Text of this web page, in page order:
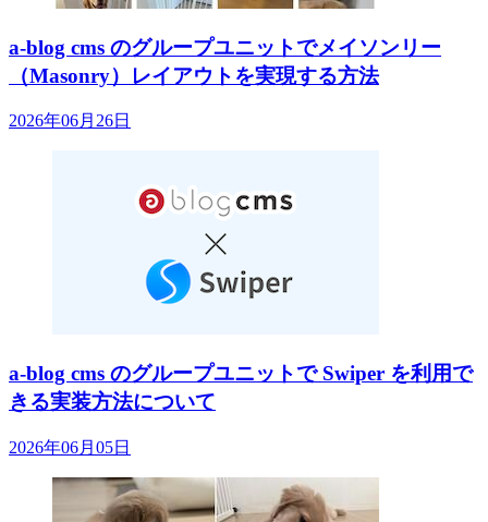
a-blog cms のグループユニットでメイソンリー
（Masonry）レイアウトを実現する方法
2026年06月26日
a-blog cms のグループユニットで Swiper を利用で
きる実装方法について
2026年06月05日